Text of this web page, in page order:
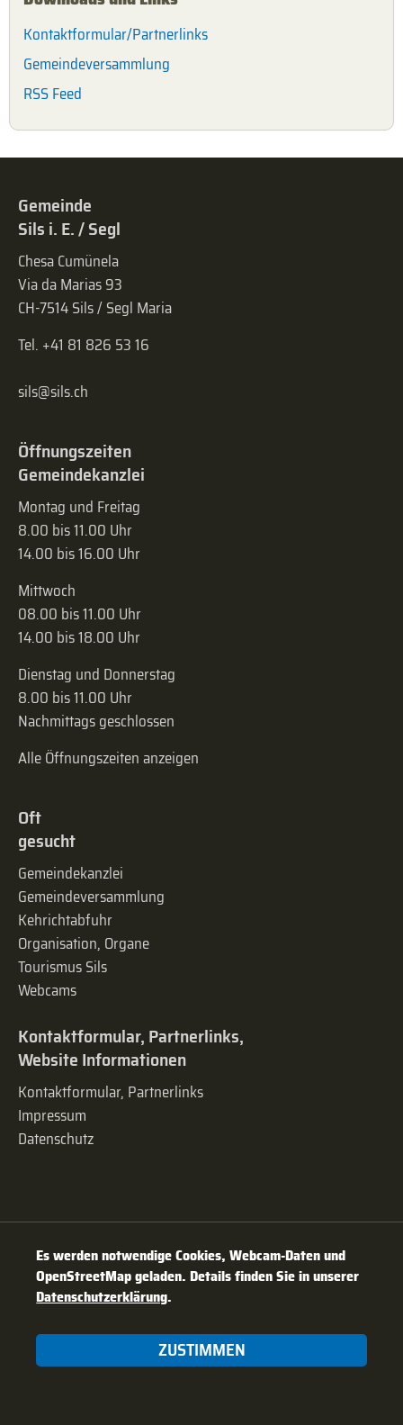
Kontaktformular/Partnerlinks
Gemeindeversammlung
RSS Feed
Gemeinde
Sils i. E. / Segl
Chesa Cumünela
Via da Marias 93
CH-7514 Sils / Segl Maria
Tel. +41 81 826 53 16
sils@sils.ch
Öffnungszeiten
Gemeindekanzlei
Montag und Freitag
8.00 bis 11.00 Uhr
14.00 bis 16.00 Uhr
Mittwoch
08.00 bis 11.00 Uhr
14.00 bis 18.00 Uhr
Dienstag und Donnerstag
8.00 bis 11.00 Uhr
Nachmittags geschlossen
Alle Öffnungszeiten anzeigen
Oft
gesucht
Gemeindekanzlei
Gemeinde­versammlung
Kehrichtabfuhr
Organisation, Organe
Tourismus Sils
Webcams
Kontaktformular, Partnerlinks,
Website Informationen
Kontaktformular, Partnerlinks
Impressum
Datenschutz
Es werden notwendige Cookies, Webcam-Daten und
OpenStreetMap geladen. Details finden Sie in unserer
Datenschutzerklärung.
ZUSTIMMEN